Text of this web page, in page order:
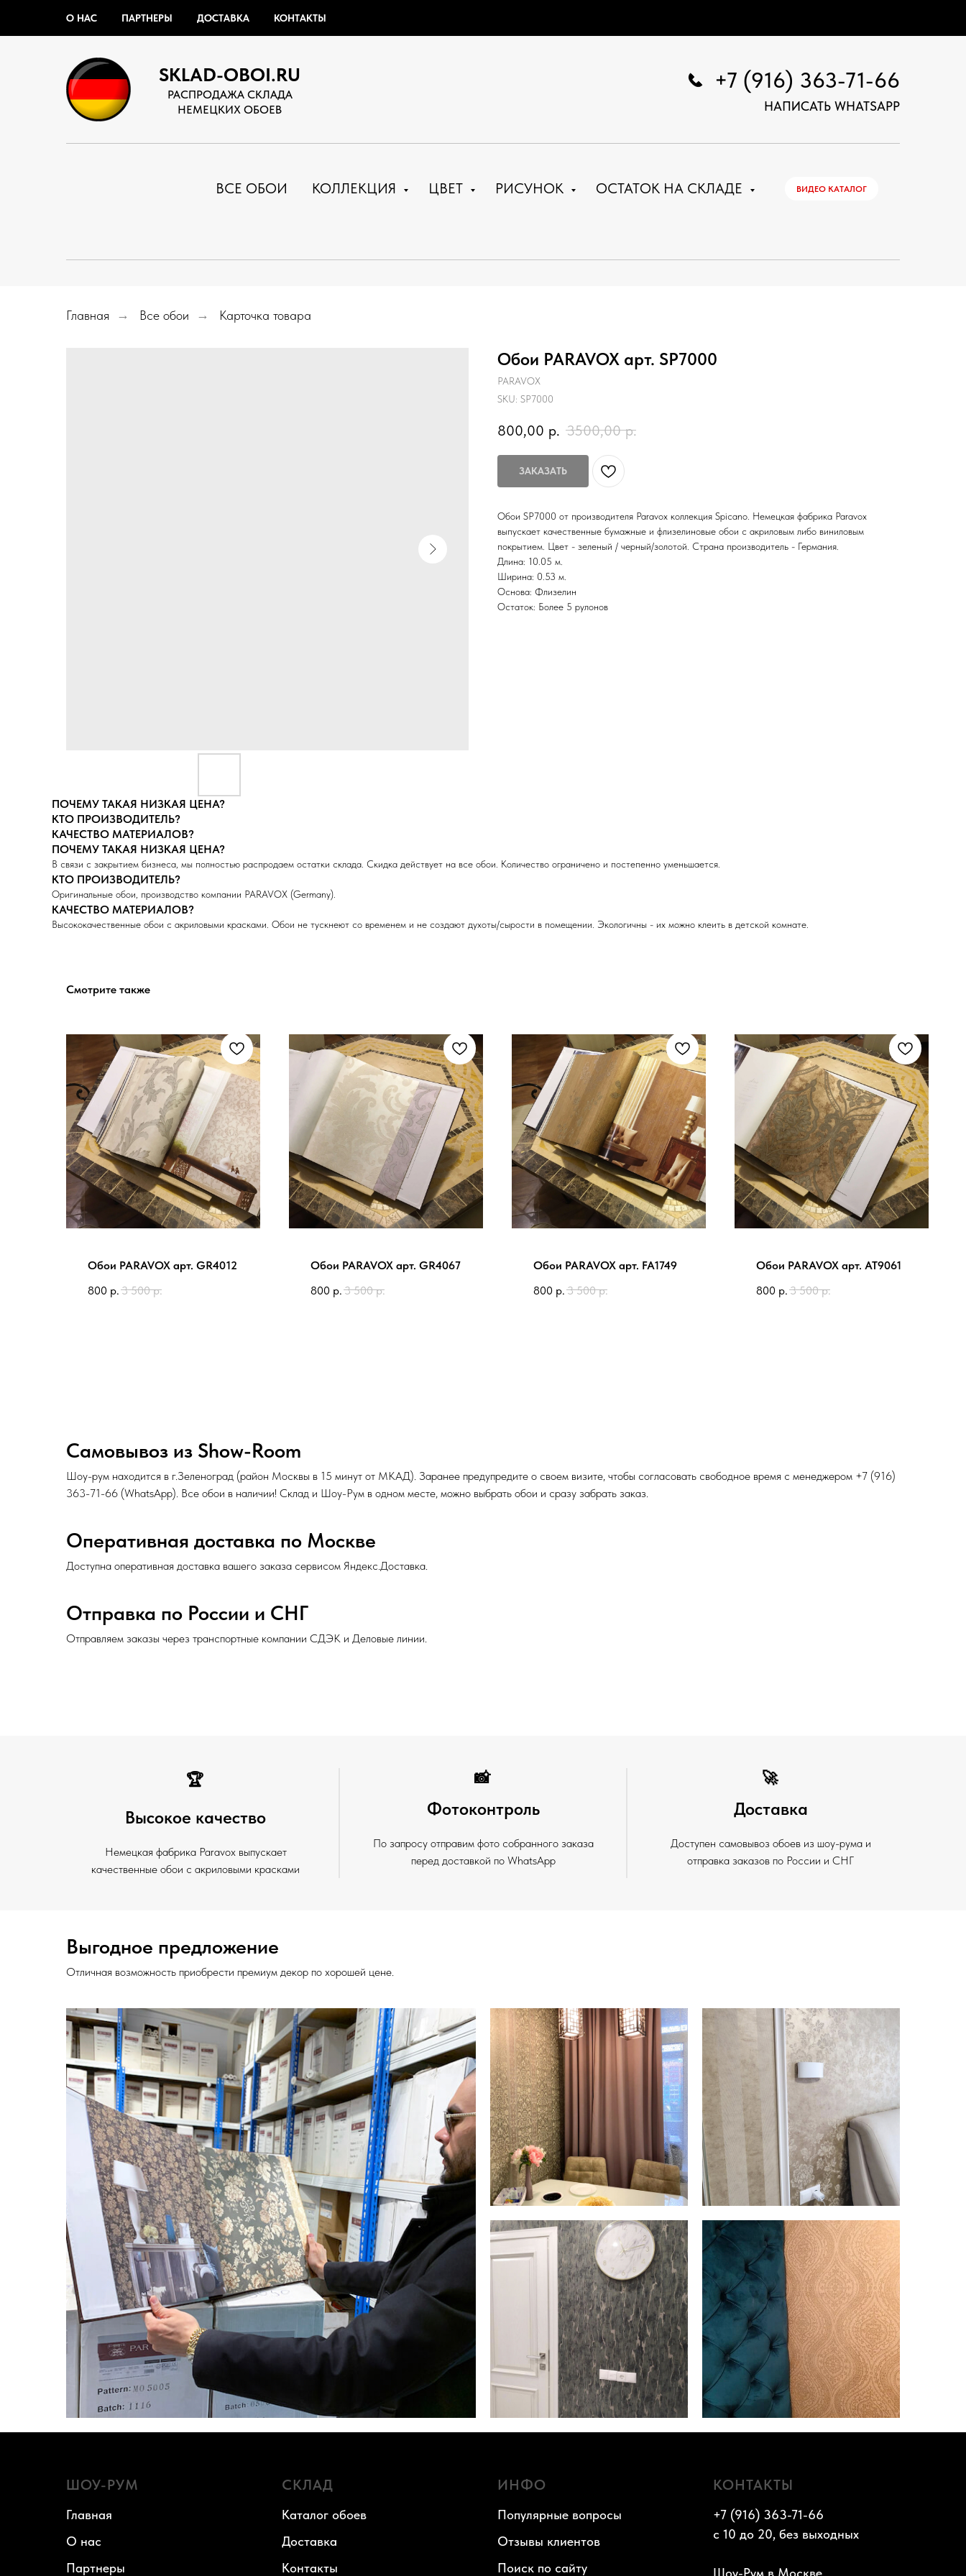
О НАС ПАРТНЕРЫ ДОСТАВКА КОНТАКТЫ
SKLAD-OBOI.RU
РАСПРОДАЖА СКЛАДА
НЕМЕЦКИХ ОБОЕВ
+7 (916) 363-71-66
НАПИСАТЬ WHATSAPP
ВСЕ ОБОИ КОЛЛЕКЦИЯ ЦВЕТ РИСУНОК ОСТАТОК НА СКЛАДЕ ВИДЕО КАТАЛОГ
Главная → Все обои → Карточка товара
Обои PARAVOX арт. SP7000
PARAVOX
SKU: SP7000
800,00 р. 3500,00 р.
ЗАКАЗАТЬ
Обои SP7000 от производителя Paravox коллекция Spicano. Немецкая фабрика Paravox
выпускает качественные бумажные и флизелиновые обои с акриловым либо виниловым
покрытием. Цвет - зеленый / черный/золотой. Страна производитель - Германия.
Длина: 10.05 м.
Ширина: 0.53 м.
Основа: Флизелин
Остаток: Более 5 рулонов
ПОЧЕМУ ТАКАЯ НИЗКАЯ ЦЕНА?
КТО ПРОИЗВОДИТЕЛЬ?
КАЧЕСТВО МАТЕРИАЛОВ?
ПОЧЕМУ ТАКАЯ НИЗКАЯ ЦЕНА?
В связи с закрытием бизнеса, мы полностью распродаем остатки склада. Скидка действует на все обои. Количество ограничено и постепенно уменьшается.
КТО ПРОИЗВОДИТЕЛЬ?
Оригинальные обои, производство компании PARAVOX (Germany).
КАЧЕСТВО МАТЕРИАЛОВ?
Высококачественные обои с акриловыми красками. Обои не тускнеют со временем и не создают духоты/сырости в помещении. Экологичны - их можно клеить в детской комнате.
Смотрите также
Обои PARAVOX арт. GR4012
800 р. 3 500 р.
Обои PARAVOX арт. GR4067
800 р. 3 500 р.
Обои PARAVOX арт. FA1749
800 р. 3 500 р.
Обои PARAVOX арт. AT9061
800 р. 3 500 р.
Самовывоз из Show-Room
Шоу-рум находится в г.Зеленоград (район Москвы в 15 минут от МКАД). Заранее предупредите о своем визите, чтобы согласовать свободное время с менеджером +7 (916)
363-71-66 (WhatsApp). Все обои в наличии! Склад и Шоу-Рум в одном месте, можно выбрать обои и сразу забрать заказ.
Оперативная доставка по Москве
Доступна оперативная доставка вашего заказа сервисом Яндекс.Доставка.
Отправка по России и СНГ
Отправляем заказы через транспортные компании СДЭК и Деловые линии.
🏆
Высокое качество
Немецкая фабрика Paravox выпускает
качественные обои с акриловыми красками
📸
Фотоконтроль
По запросу отправим фото собранного заказа
перед доставкой по WhatsApp
🚀
Доставка
Доступен самовывоз обоев из шоу-рума и
отправка заказов по России и СНГ
Выгодное предложение
Отличная возможность приобрести премиум декор по хорошей цене.
ШОУ-РУМ
Главная
О нас
Партнеры
СКЛАД
Каталог обоев
Доставка
Контакты
ИНФО
Популярные вопросы
Отзывы клиентов
Поиск по сайту
КОНТАКТЫ
+7 (916) 363-71-66
с 10 до 20, без выходных
Шоу-Рум в Москве